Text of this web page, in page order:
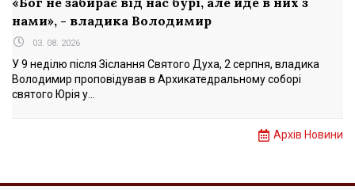
нами», - владика Володимир
03. 08. 2026
У 9 неділю після Зіслання Святого Духа, 2 серпня, владика
Володимир проповідував в Архикатедральному соборі
святого Юрія у...
Архів Новини